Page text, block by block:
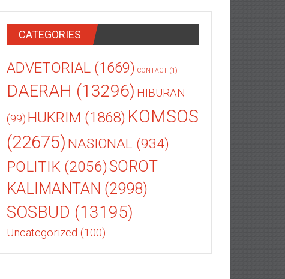
CATEGORIES
ADVETORIAL (1669) CONTACT (1)
DAERAH (13296) HIBURAN
(99) HUKRIM (1868) KOMSOS
(22675) NASIONAL (934)
POLITIK (2056)SOROT
KALIMANTAN (2998)
SOSBUD (13195)
Uncategorized (100)